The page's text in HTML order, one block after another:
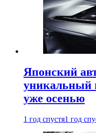
Японский
уникальный
уже осенью
1 год спустя1 год